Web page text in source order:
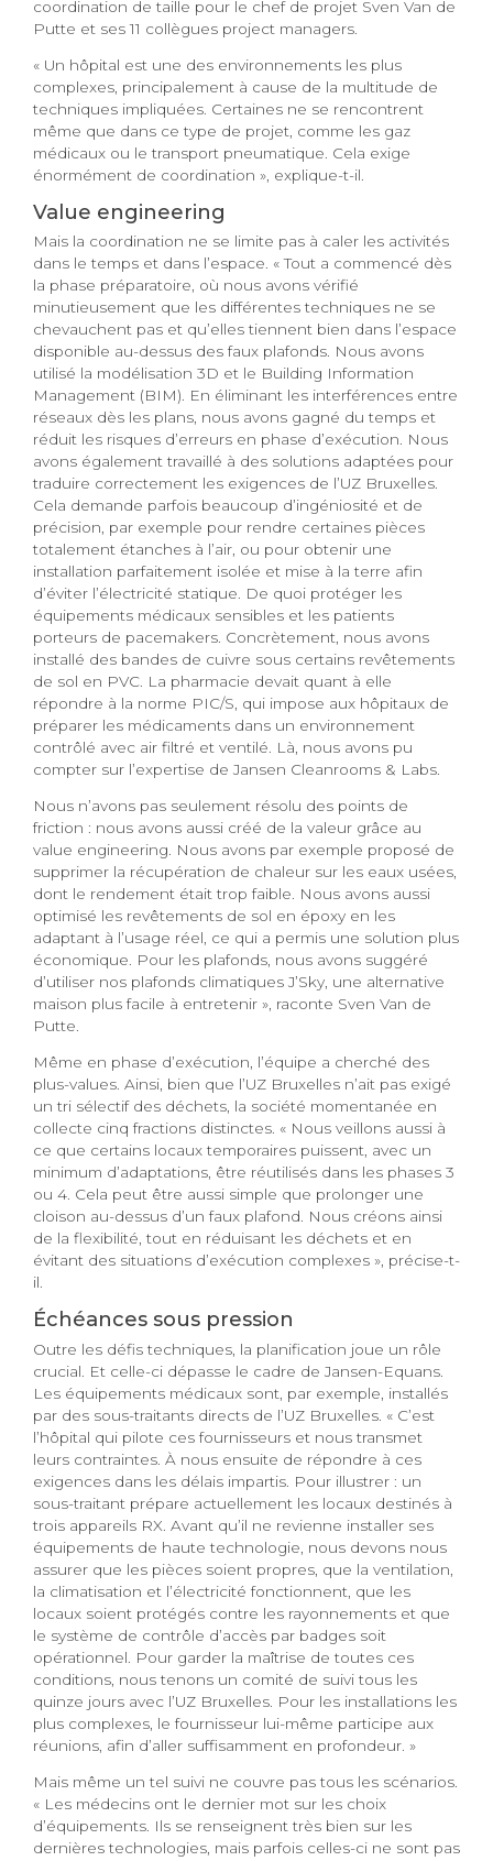
coordination de taille pour le chef de projet Sven Van de
Putte et ses 11 collègues project managers.
« Un hôpital est une des environnements les plus
complexes, principalement à cause de la multitude de
techniques impliquées. Certaines ne se rencontrent
même que dans ce type de projet, comme les gaz
médicaux ou le transport pneumatique. Cela exige
énormément de coordination », explique-t-il.
Value engineering
Mais la coordination ne se limite pas à caler les activités
dans le temps et dans l’espace. « Tout a commencé dès
la phase préparatoire, où nous avons vérifié
minutieusement que les différentes techniques ne se
chevauchent pas et qu’elles tiennent bien dans l’espace
disponible au-dessus des faux plafonds. Nous avons
utilisé la modélisation 3D et le Building Information
Management (BIM). En éliminant les interférences entre
réseaux dès les plans, nous avons gagné du temps et
réduit les risques d’erreurs en phase d’exécution. Nous
avons également travaillé à des solutions adaptées pour
traduire correctement les exigences de l’UZ Bruxelles.
Cela demande parfois beaucoup d’ingéniosité et de
précision, par exemple pour rendre certaines pièces
totalement étanches à l’air, ou pour obtenir une
installation parfaitement isolée et mise à la terre afin
d’éviter l’électricité statique. De quoi protéger les
équipements médicaux sensibles et les patients
porteurs de pacemakers. Concrètement, nous avons
installé des bandes de cuivre sous certains revêtements
de sol en PVC. La pharmacie devait quant à elle
répondre à la norme PIC/S, qui impose aux hôpitaux de
préparer les médicaments dans un environnement
contrôlé avec air filtré et ventilé. Là, nous avons pu
compter sur l’expertise de Jansen Cleanrooms & Labs.
Nous n’avons pas seulement résolu des points de
friction : nous avons aussi créé de la valeur grâce au
value engineering. Nous avons par exemple proposé de
supprimer la récupération de chaleur sur les eaux usées,
dont le rendement était trop faible. Nous avons aussi
optimisé les revêtements de sol en époxy en les
adaptant à l’usage réel, ce qui a permis une solution plus
économique. Pour les plafonds, nous avons suggéré
d’utiliser nos plafonds climatiques J’Sky, une alternative
maison plus facile à entretenir », raconte Sven Van de
Putte.
Même en phase d’exécution, l’équipe a cherché des
plus-values. Ainsi, bien que l’UZ Bruxelles n’ait pas exigé
un tri sélectif des déchets, la société momentanée en
collecte cinq fractions distinctes. « Nous veillons aussi à
ce que certains locaux temporaires puissent, avec un
minimum d’adaptations, être réutilisés dans les phases 3
ou 4. Cela peut être aussi simple que prolonger une
cloison au-dessus d’un faux plafond. Nous créons ainsi
de la flexibilité, tout en réduisant les déchets et en
évitant des situations d’exécution complexes », précise-t-
il.
Échéances sous pression
Outre les défis techniques, la planification joue un rôle
crucial. Et celle-ci dépasse le cadre de Jansen-Equans.
Les équipements médicaux sont, par exemple, installés
par des sous-traitants directs de l’UZ Bruxelles. « C’est
l’hôpital qui pilote ces fournisseurs et nous transmet
leurs contraintes. À nous ensuite de répondre à ces
exigences dans les délais impartis. Pour illustrer : un
sous-traitant prépare actuellement les locaux destinés à
trois appareils RX. Avant qu’il ne revienne installer ses
équipements de haute technologie, nous devons nous
assurer que les pièces soient propres, que la ventilation,
la climatisation et l’électricité fonctionnent, que les
locaux soient protégés contre les rayonnements et que
le système de contrôle d’accès par badges soit
opérationnel. Pour garder la maîtrise de toutes ces
conditions, nous tenons un comité de suivi tous les
quinze jours avec l’UZ Bruxelles. Pour les installations les
plus complexes, le fournisseur lui-même participe aux
réunions, afin d’aller suffisamment en profondeur. »
Mais même un tel suivi ne couvre pas tous les scénarios.
« Les médecins ont le dernier mot sur les choix
d’équipements. Ils se renseignent très bien sur les
dernières technologies, mais parfois celles-ci ne sont pas